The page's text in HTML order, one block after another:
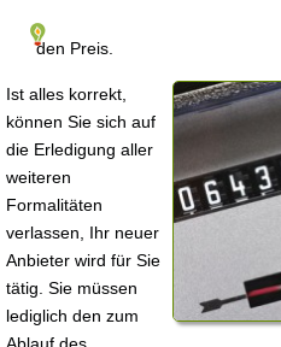
den Preis.
Ist alles korrekt,
können Sie sich auf
die Erledigung aller
weiteren
Formalitäten
verlassen, Ihr neuer
Anbieter wird für Sie
tätig. Sie müssen
lediglich den zum